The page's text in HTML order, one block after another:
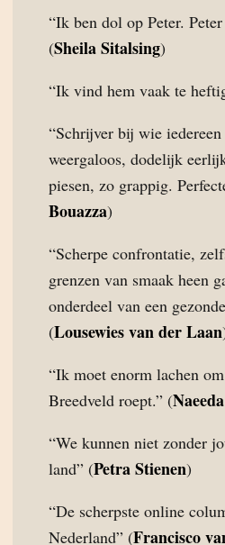
“Ik ben dol op Peter.
(Sheila Sitalsing)
“Ik vind hem vaak te
“Schrijver bij wie
weergaloos, dodelijk
piesen, zo grappig.
Bouazza)
“Scherpe confrontatie,
grenzen van smaak heen
onderdeel van een
(Lousewies van der Laan
“Ik moet enorm lachen
Breedveld roept.” (
“We kunnen niet zonder
land” (Petra Stienen)
“De scherpste online
Nederland” (Francisco